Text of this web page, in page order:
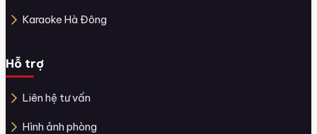
Karaoke Hà Đông
Hỗ trợ
Liên hệ tư vấn
Hình ảnh phòng